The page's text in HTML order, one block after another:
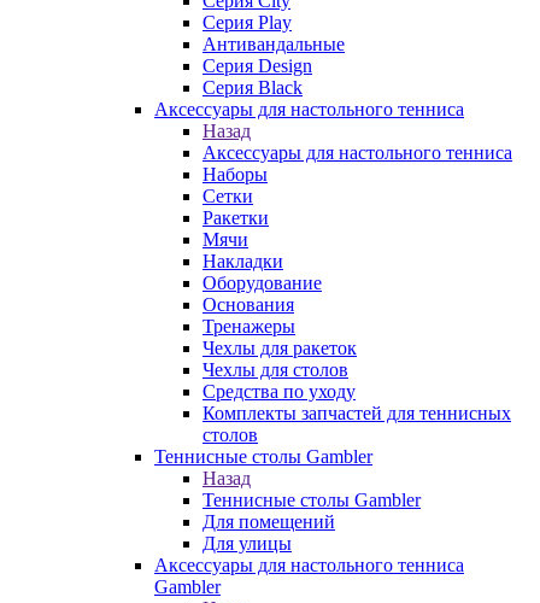
Серия Play
Антивандальные
Серия Design
Серия Black
Аксессуары для настольного тенниса
Назад
Аксессуары для настольного тенниса
Наборы
Сетки
Ракетки
Мячи
Накладки
Оборудование
Основания
Тренажеры
Чехлы для ракеток
Чехлы для столов
Средства по уходу
Комплекты запчастей для теннисных
столов
Теннисные столы Gambler
Назад
Теннисные столы Gambler
Для помещений
Для улицы
Аксессуары для настольного тенниса
Gambler